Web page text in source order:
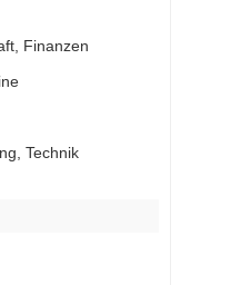
Finanzen
Technik